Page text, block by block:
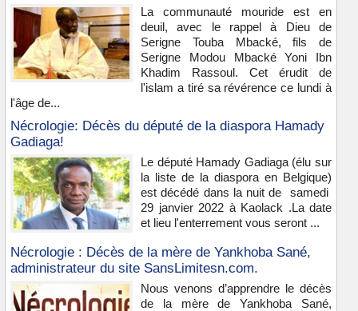
La communauté mouride est en
deuil, avec le rappel à Dieu de
Serigne Touba Mbacké, fils de
Serigne Modou Mbacké Yoni Ibn
Khadim Rassoul. Cet érudit de
l'islam a tiré sa révérence ce lundi à
l'âge de...
Nécrologie: Décès du député de la diaspora Hamady
Gadiaga!
Le député Hamady Gadiaga (élu sur
la liste de la diaspora en Belgique)
est décédé dans la nuit de samedi
29 janvier 2022 à Kaolack .La date
et lieu l'enterrement vous seront ...
Nécrologie : Décès de la mère de Yankhoba Sané,
administrateur du site SansLimitesn.com.
Nous venons d’apprendre le décès
de la mère de Yankhoba Sané,